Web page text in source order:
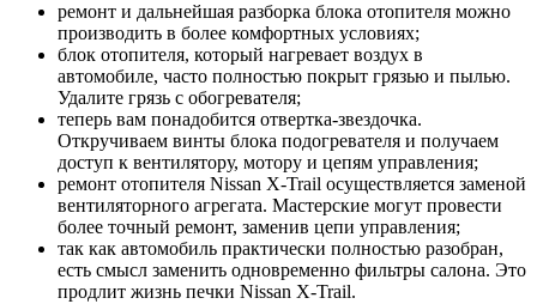
ремонт и дальнейшая разборка блока отопителя можно
производить в более комфортных условиях;
блок отопителя, который нагревает воздух в
автомобиле, часто полностью покрыт грязью и пылью.
Удалите грязь с обогревателя;
теперь вам понадобится отвертка-звездочка.
Откручиваем винты блока подогревателя и получаем
доступ к вентилятору, мотору и цепям управления;
ремонт отопителя Nissan X-Trail осуществляется заменой
вентиляторного агрегата. Мастерские могут провести
более точный ремонт, заменив цепи управления;
так как автомобиль практически полностью разобран,
есть смысл заменить одновременно фильтры салона. Это
продлит жизнь печки Nissan X-Trail.